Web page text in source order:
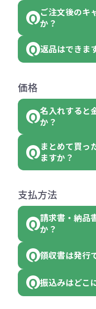
ります。
【例】注文
は、100個
可能です。
ん。
但し、ロ
費用）
品の詳細
ベルや商
れ等分で
（割り切
後する場
色指定で
品詳細の
になってお
「選べる
す。
い。
例えば…
クエアト
クエアト
色を指定
個、ブルー
【色指定
ご注文後のキ
か？
お客様都
がございま
ご注文の
返品はできま
めご了承
ただし下記
●初期不良
障）の場合
合
●名入れ、
っていた場
または返
ます。
その際不
価格
名入れすると
か？
名入れあ
は下記の
計算例：
＜1色印刷
（提供価
（印刷代
（提供価
まとめて買っ
ますか？
商品によ
ていただ
見積もり
支払方法
請求書・納品
か？
会員様は
ダウンロ
詳しくは
領収書は発行
会員様は
振込みはどこ